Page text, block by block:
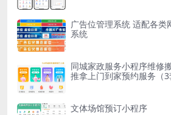
广告位管理系统 适配各
系统
同城家政服务小程序维修
推拿上门到家预约服务（3
文体场馆预订小程序